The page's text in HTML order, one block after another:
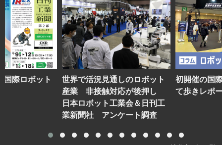
国際ロボット
世界で活況見通しのロボット
産業 非接触対応が後押し
日本ロボット工業会＆日刊工
業新聞社 アンケート調査
初開催の国
て歩きレポ